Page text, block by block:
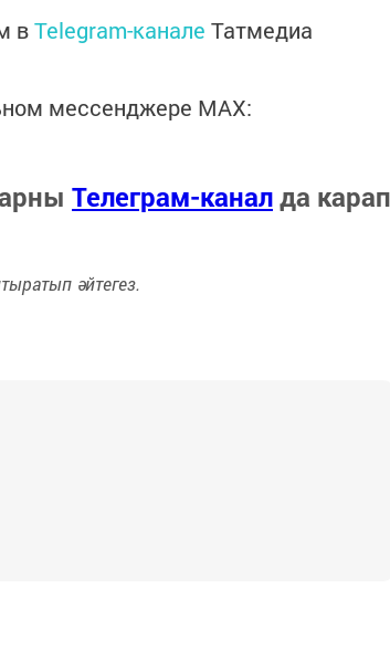
вTelegram-канале Татмедиа
мессенджере MАХ:
Телеграм-каналда карап
әйтегез.